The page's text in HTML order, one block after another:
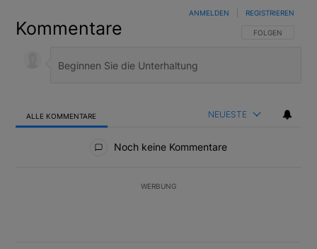
Kommentare FOLGE DIESER
FOLGEN
ANMELDEN REGISTRIEREN
ALLE KOMMENTARE NEUESTE
Noch keine Kommentare
WERBUNG